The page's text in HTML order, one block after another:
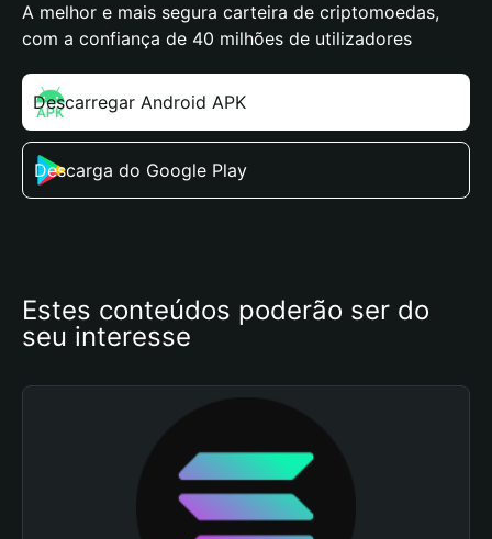
A melhor e mais segura carteira de criptomoedas,
com a confiança de 40 milhões de utilizadores
Descarregar Android APK
Descarga do Google Play
Estes conteúdos poderão ser do
seu interesse